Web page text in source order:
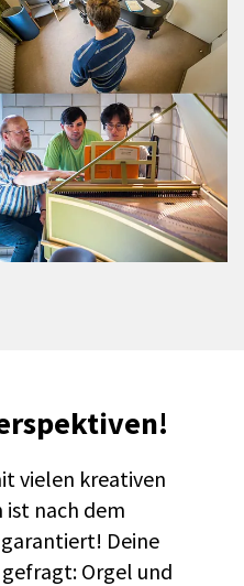
vielen kreativen
nach dem
Deine
Orgel und